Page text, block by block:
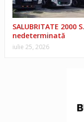
SALUBRITATE
nedeterminată
iulie 25, 2026